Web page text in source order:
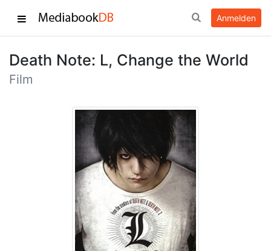
Anmelden
Death Note: L, Change the World
Film